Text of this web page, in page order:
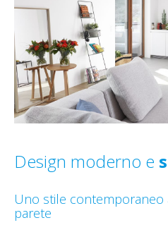
Design moderno e
Uno stile contemporaneo
parete